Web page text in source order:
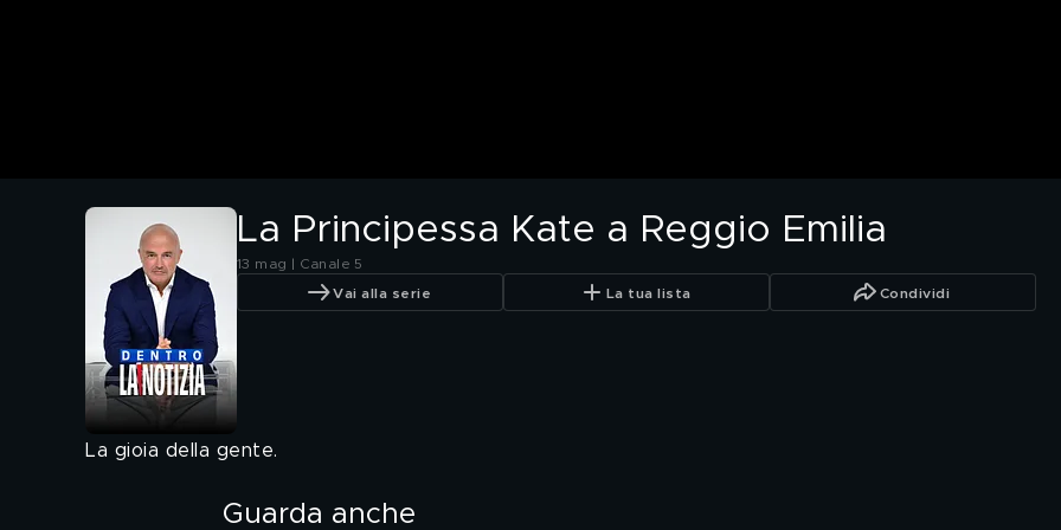
La Principessa Kate a Reggio Emilia
13 mag | Canale 5
Vai alla serie La tua lista Condividi
La gioia della gente.
Guarda anche